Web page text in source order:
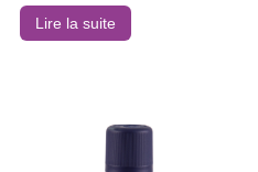
Lire la suite